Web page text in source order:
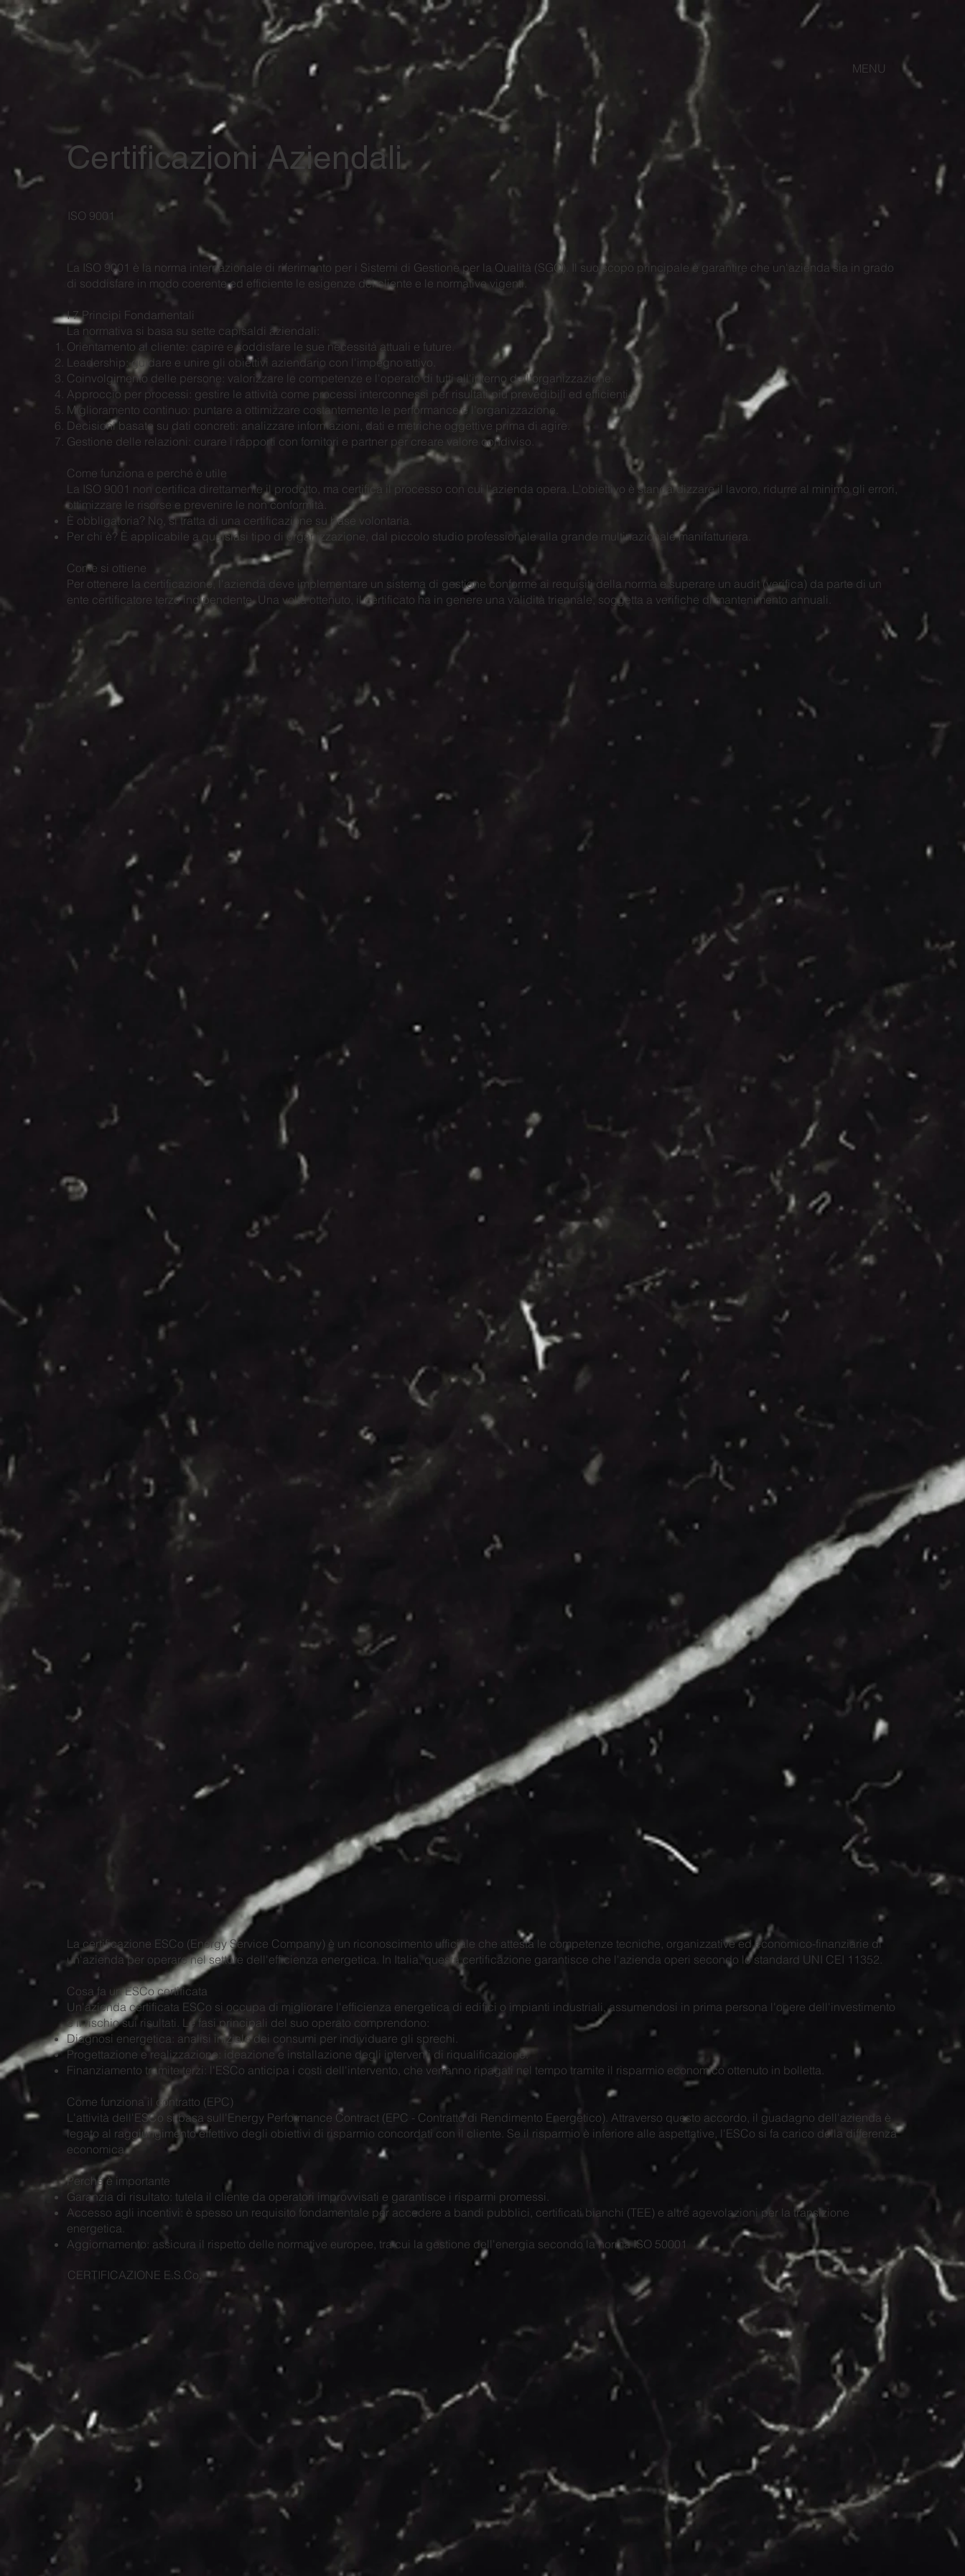
MENU
Certificazioni Aziendali
ISO 9001
La ISO 9001 è la norma internazionale di riferimento per i Sistemi di Gestione per la Qualità (SGQ). Il suo scopo principale è garantire che un'azienda sia in grado
di soddisfare in modo coerente ed efficiente le esigenze del cliente e le normative vigenti.
I 7 Principi Fondamentali
La normativa si basa su sette capisaldi aziendali:
Orientamento al cliente: capire e soddisfare le sue necessità attuali e future.
Leadership: guidare e unire gli obiettivi aziendario con l'impegno attivo.
Coinvolgimento delle persone: valorizzare le competenze e l'operato di tutti all'interno dell'organizzazione.
Approccio per processi: gestire le attività come processi interconnessi per risultati più prevedibili ed efficienti.
Miglioramento continuo: puntare a ottimizzare costantemente le performance e l'organizzazione.
Decisioni basate su dati concreti: analizzare informazioni, dati e metriche oggettive prima di agire.
Gestione delle relazioni: curare i rapporti con fornitori e partner per creare valore condiviso.
Come funziona e perché è utile
La ISO 9001 non certifica direttamente il prodotto, ma certifica il processo con cui l'azienda opera. L'obiettivo è standardizzare il lavoro, ridurre al minimo gli errori,
ottimizzare le risorse e prevenire le non conformità.
È obbligatoria? No, si tratta di una certificazione su base volontaria.
Per chi è? È applicabile a qualsiasi tipo di organizzazione, dal piccolo studio professionale alla grande multinazionale manifatturiera.
Come si ottiene
Per ottenere la certificazione, l'azienda deve implementare un sistema di gestione conforme ai requisiti della norma e superare un audit (verifica) da parte di un
ente certificatore terzo indipendente. Una volta ottenuto, il certificato ha in genere una validità triennale, soggetta a verifiche di mantenimento annuali.
La certificazione ESCo (Energy Service Company) è un riconoscimento ufficiale che attesta le competenze tecniche, organizzative ed economico-finanziarie di
un'azienda per operare nel settore dell'efficienza energetica. In Italia, questa certificazione garantisce che l'azienda operi secondo lo standard UNI CEI 11352.
Cosa fa un'ESCo certificata
Un'azienda certificata ESCo si occupa di migliorare l'efficienza energetica di edifici o impianti industriali, assumendosi in prima persona l'onere dell'investimento
e il rischio sui risultati. Le fasi principali del suo operato comprendono:
Diagnosi energetica: analisi iniziale dei consumi per individuare gli sprechi.
Progettazione e realizzazione: ideazione e installazione degli interventi di riqualificazione.
Finanziamento tramite terzi: l'ESCo anticipa i costi dell'intervento, che verranno ripagati nel tempo tramite il risparmio economico ottenuto in bolletta.
Come funziona il contratto (EPC)
L'attività dell'ESCo si basa sull'Energy Performance Contract (EPC - Contratto di Rendimento Energetico). Attraverso questo accordo, il guadagno dell'azienda è
legato al raggiungimento effettivo degli obiettivi di risparmio concordati con il cliente. Se il risparmio è inferiore alle aspettative, l'ESCo si fa carico della differenza
economica.
Perché è importante
Garanzia di risultato: tutela il cliente da operatori improvvisati e garantisce i risparmi promessi.
Accesso agli incentivi: è spesso un requisito fondamentale per accedere a bandi pubblici, certificati bianchi (TEE) e altre agevolazioni per la transizione
energetica.
Aggiornamento: assicura il rispetto delle normative europee, tra cui la gestione dell'energia secondo la norma ISO 50001
CERTIFICAZIONE E.S.Co.